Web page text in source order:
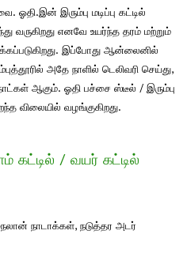
இரும்பு மடிப்பு கட்டில்
வருகிறது எனவே உயர்ந்த தரம் மற்றும்
இப்போது ஆன்லைனில்
அதே நாளில் டெலிவரி செய்து,
ஆகும். ஓதி பச்சை ஸ்டீல் / இரும்பு
விலையில் வழங்குகிறது.
கட்டில் / வயர் கட்டில்
நாடாக்கள், நடுத்தர அடர்